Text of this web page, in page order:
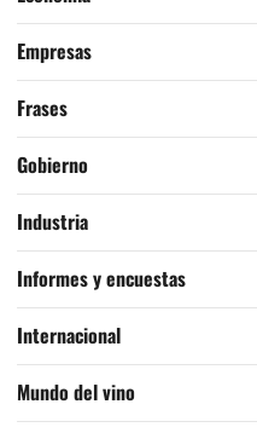
Empresas
Frases
Gobierno
Industria
Informes y encuestas
Internacional
Mundo del vino